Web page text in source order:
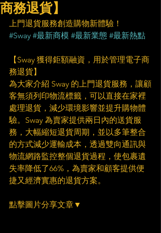
商務退貨】
上門退貨服務創造購物新體驗！
#Sway #最新商模 #最新業態 #最新熱點
【Sway 獲得鉅額融資，用於管理電子商
務退貨】
為大家介紹 Sway 的上門退貨服務，讓顧
客無須列印物流標籤，可以直接在家裡
處理退貨，減少環境影響並提升購物體
驗。Sway 為賣家提供兩日內的送貨服
務，大幅縮短退貨周期，並以多筆整合
的方式減少運輸成本，透過雙向通訊與
物流網路監控整個退貨過程，使包裹遺
失率降低了66%，為賣家和顧客提供便
捷又經濟實惠的退貨方案。
點擊圖片分享文章▼